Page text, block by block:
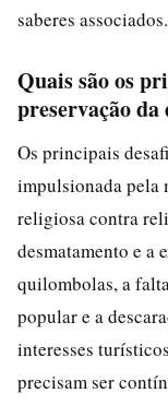
saberes associados.
Quais são os
preservação
Os principais
impulsionada pela
religiosa contra
desmatamento e a
quilombolas, a
popular e a
interesses
precisam ser